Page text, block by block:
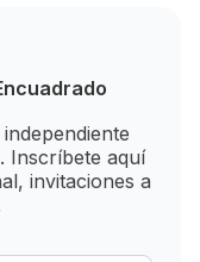
Inscríbete aquí
invitaciones a